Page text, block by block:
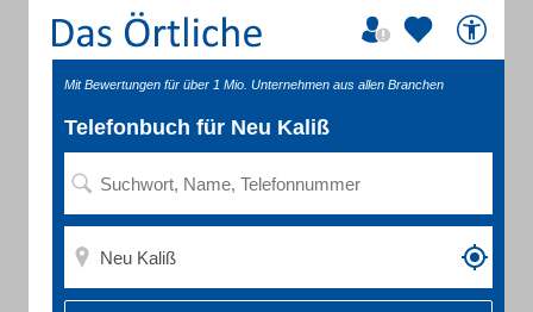
Mit Bewertungen für über 1 Mio. Unternehmen aus allen Branchen
Telefonbuch für Neu Kaliß